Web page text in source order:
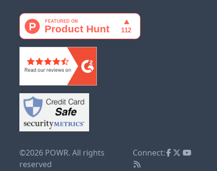
©2026 POWR. All rights
reserved
Connect: